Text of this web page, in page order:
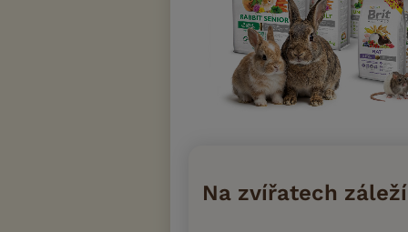
Na zvířatech záleží